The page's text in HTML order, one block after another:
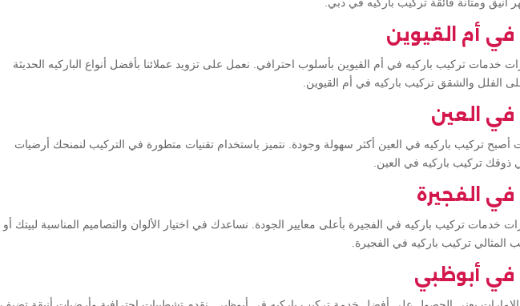
في أم القيوين
خدمات تركيب باركيه في أم القيوين بأسلوب احترافي. نعمل على تزويد عملائنا بأفضل أنواع الباركيه الحديثة
الفلل والشقق تركيب باركيه في أم القيوين.
في العين
تركيب باركيه في العين أكثر سهولة وجودة. نتميز باستخدام تقنيات متطورة في التركيب لنمنحك أرضيات
تركيب باركيه في العين.
في الفجيرة
خدمات تركيب باركيه في الفجيرة بأعلى معايير الجودة. نساعدك في اختيار الألوان والتصاميم المناسبة لبيتك أو
تركيب باركيه في الفجيرة.
في أبوظبي